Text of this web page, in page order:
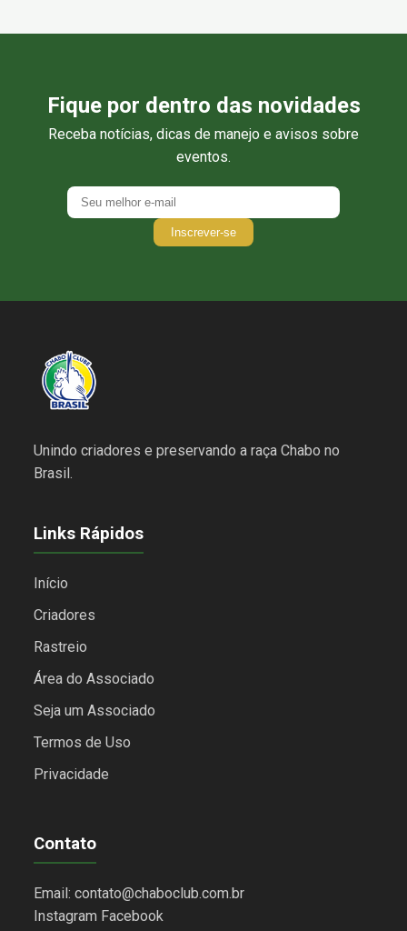
Fique por dentro das novidades
Receba notícias, dicas de manejo e avisos sobre
eventos.
Inscrever-se
Unindo criadores e preservando a raça Chabo no
Brasil.
Links Rápidos
Início
Criadores
Rastreio
Área do Associado
Seja um Associado
Termos de Uso
Privacidade
Contato
Email: contato@chaboclub.com.br
Instagram Facebook